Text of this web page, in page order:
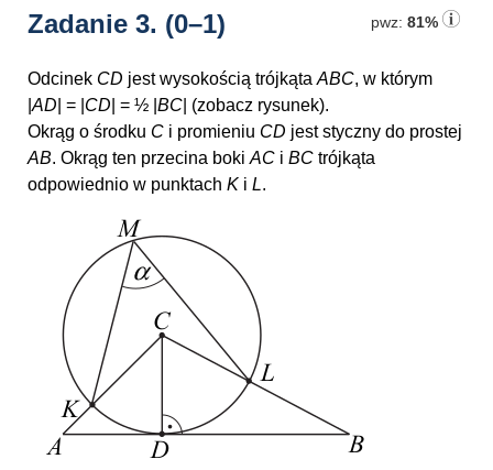
pwz: 81%
Zadanie 3. (0–1)
Odcinek CD jest wysokością trójkąta ABC, w którym
AD | = | CD | = ½ | BC (zobacz rysunek).
Okrąg o środku C i promieniu CD jest styczny do prostej
AB. Okrąg ten przecina boki AC i BC trójkąta
odpowiednio w punktach K i L.